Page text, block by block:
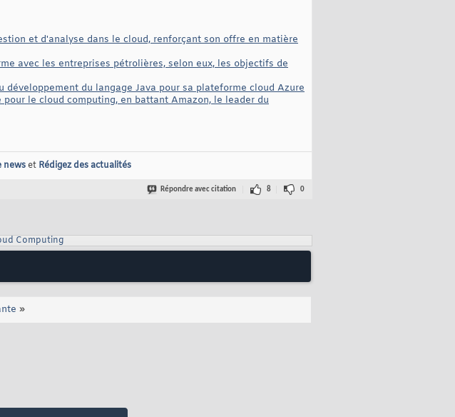
et d'analyse dans le cloud, renforçant son offre en matière
avec les entreprises pétrolières, selon eux, les objectifs de
du langage Java pour sa plateforme cloud Azure
le cloud computing, en battant Amazon, le leader du
newset Rédigez des actualités
Répondre avec citation 8 0
Computing
»